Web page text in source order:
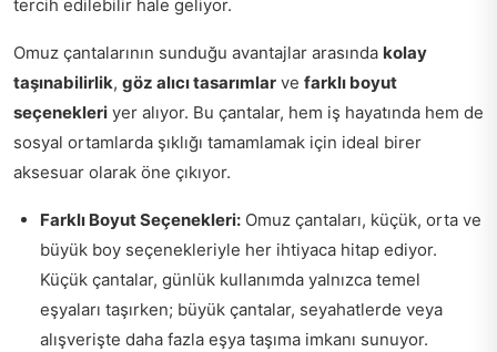
tercih edilebilir hale geliyor.
Omuz çantalarının sunduğu avantajlar arasında kolay
taşınabilirlik, göz alıcı tasarımlar ve farklı boyut
seçenekleri yer alıyor. Bu çantalar, hem iş hayatında hem de
sosyal ortamlarda şıklığı tamamlamak için ideal birer
aksesuar olarak öne çıkıyor.
Farklı Boyut Seçenekleri: Omuz çantaları, küçük, orta ve
büyük boy seçenekleriyle her ihtiyaca hitap ediyor.
Küçük çantalar, günlük kullanımda yalnızca temel
eşyaları taşırken; büyük çantalar, seyahatlerde veya
alışverişte daha fazla eşya taşıma imkanı sunuyor.